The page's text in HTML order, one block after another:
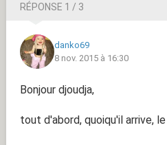
RÉPONSE 1 / 3
danko69
8 nov. 2015 à 16:30
Bonjour djoudja,
tout d'abord, quoiqu'il arrive,